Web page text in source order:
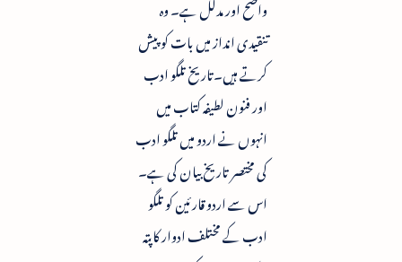
واضح اور مدلل ہے۔ وہ
تنقیدی انداز میں بات کو پیش
کرتے ہیں۔تاریخ تلگو ادب
اور فنون لطیفہ کتاب میں
انہوں نے اردو میں تلگو ادب
کی مختصر تاریخ بیان کی ہے۔
اس سے اردو قارئین کو تلگو
ادب کے مختلف ادوار کا پتہ